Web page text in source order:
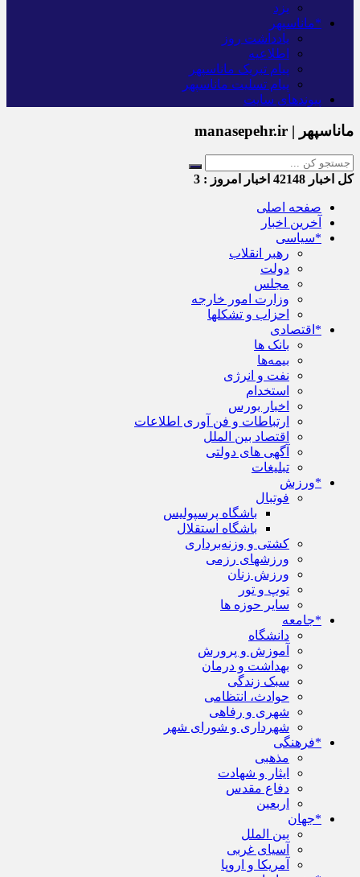
یزد
*ماناسپهر
یادداشت روز
اطلاعیه
پیام تبریک ماناسپهر
پیام تسلیت ماناسپهر
پیوندهای سایت
ماناسپهر | manasepehr.ir
کل اخبار اخبار امروز : 3
صفحه اصلی
آخرین اخبار
*سیاسی
رهبر انقلاب
دولت
مجلس
وزارت امور خارجه
احزاب و تشکلها
*اقتصادی
بانک ها
بیمه‌ها
نفت و انرژی
استخدام
اخبار بورس
ارتباطات و فن آوری اطلاعات
اقتصاد بین الملل
آگهی های دولتی
تبلیغات
*ورزش
فوتبال
باشگاه پرسپولیس
باشگاه استقلال
کشتی و وزنه‌برداری
ورزشهای رزمی
ورزش زنان
توپ و تور
سایر حوزه ها
*جامعه
دانشگاه
آموزش و پرورش
بهداشت و درمان
سبک زندگی
حوادث، انتظامی
شهری و رفاهی
شهرداری و شورای شهر
*فرهنگی
مذهبی
ایثار و شهادت
دفاع مقدس
اربعین
*جهان
بین الملل
آسیای غربی
آمریکا و اروپا